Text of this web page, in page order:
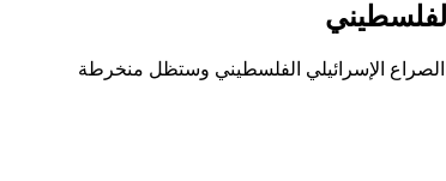
الإسرائيلي الفلسطيني وستظل منخرطة